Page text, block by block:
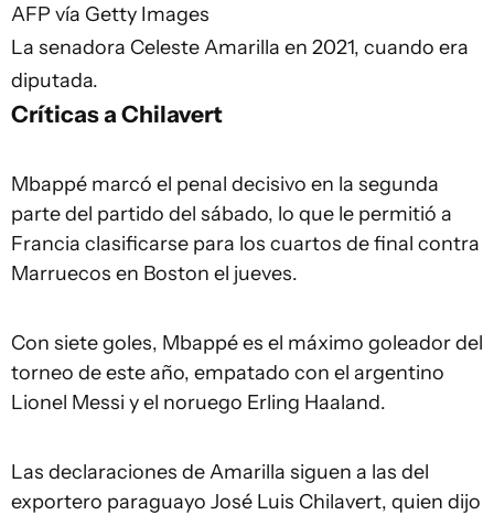
AFP vía Getty Images
La senadora Celeste Amarilla en 2021, cuando era
diputada.
Críticas a Chilavert
Mbappé marcó el penal decisivo en la segunda
parte del partido del sábado, lo que le permitió a
Francia clasificarse para los cuartos de final contra
Marruecos en Boston el jueves.
Con siete goles, Mbappé es el máximo goleador del
torneo de este año, empatado con el argentino
Lionel Messi y el noruego Erling Haaland.
Las declaraciones de Amarilla siguen a las del
exportero paraguayo José Luis Chilavert, quien dijo